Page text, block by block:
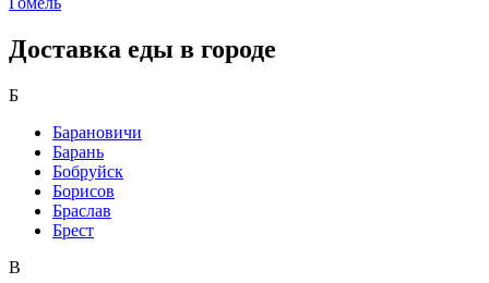
Доставка еды в городе
Б
Барановичи
Барань
Бобруйск
Борисов
Браслав
Брест
В